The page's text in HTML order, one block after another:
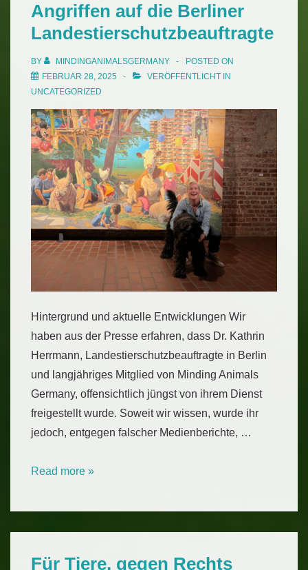
Angriffen auf die Berliner
Landestierschutzbeauftragte
BY MINDINGANIMALSGERMANY
POSTED ON
FEBRUAR 28, 2025
VERÖFFENTLICHT IN
UNCATEGORIZED
Hintergrund und aktuelle Entwicklungen Wir
haben aus der Presse erfahren, dass Dr. Kathrin
Herrmann, Landestierschutzbeauftragte in Berlin
und langjähriges Mitglied von Minding Animals
Germany, offensichtlich jüngst von ihrem Dienst
freigestellt wurde. Soweit wir wissen, wurde ihr
jedoch, entgegen falscher Medienberichte, …
Stellungnahme
den
die
Read more »
Für Tiere, gegen Rechts